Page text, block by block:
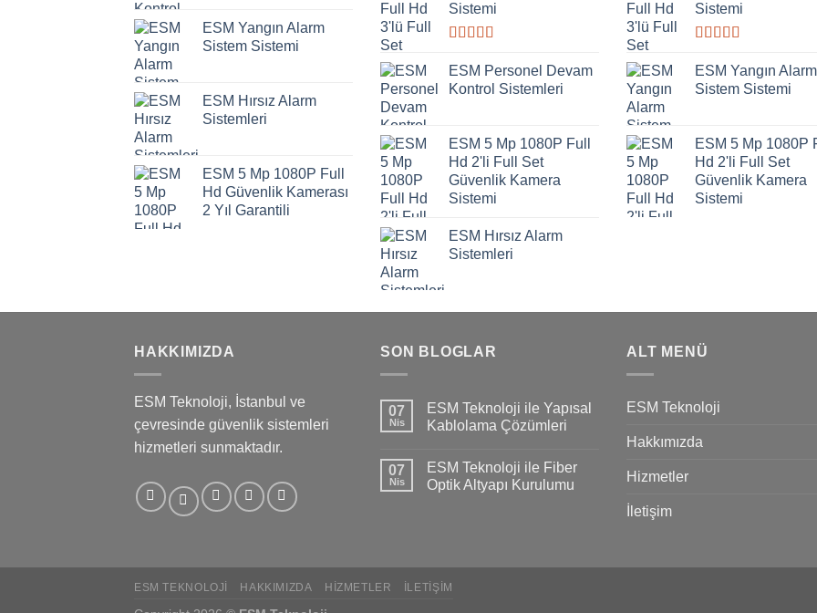
ESM Yangın Alarm
Sistem Sistemi
ESM Hırsız Alarm
Sistemleri
ESM 5 Mp 1080P Full
Hd Güvenlik Kamerası
2 Yıl Garantili
Sistemi
üzerinden
4.00oy
aldı
ESM Personel Devam
Kontrol Sistemleri
ESM 5 Mp 1080P Full
Hd 2'li Full Set
Güvenlik Kamera
Sistemi
ESM Hırsız Alarm
Sistemleri
Sistemi
üzerinden
4.00oy
aldı
ESM Yangın Alarm
Sistem Sistemi
ESM 5 Mp 1080P
Hd 2'li Full Set
Güvenlik Kamera
Sistemi
HAKKIMIZDA
ESM Teknoloji, İstanbul ve
çevresinde güvenlik sistemleri
hizmetleri sunmaktadır.
SON BLOGLAR
07
Nis
ESM Teknoloji ile Yapısal
Kablolama Çözümleri
07
Nis
ESM Teknoloji ile Fiber
Optik Altyapı Kurulumu
ALT MENÜ
ESM Teknoloji
Hakkımızda
Hizmetler
İletişim
ESM TEKNOLOJI HAKKIMIZDA HIZMETLER İLETIŞIM